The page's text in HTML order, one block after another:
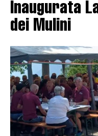
Inaugurata
dei Mulini